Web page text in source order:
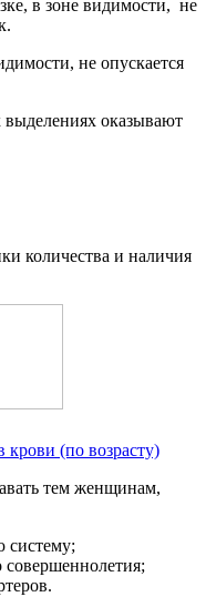
в зоне видимости, не
не опускается
оказывают
количества и наличия
(по возрасту)
тем женщинам,